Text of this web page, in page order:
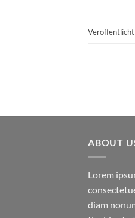
Veröffentlicht
ABOUT
Lorem
diam